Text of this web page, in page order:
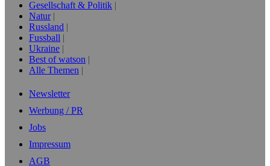
Gesellschaft & Politik
Natur
Russland
Fussball
Ukraine
Best of watson
Alle Themen
Newsletter
Werbung / PR
Jobs
Impressum
AGB